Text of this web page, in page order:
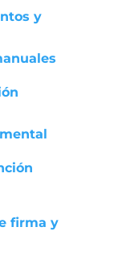
y
firma y